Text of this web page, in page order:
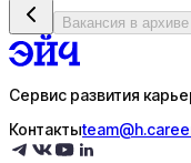
Вакансия в архиве
Сервис развития
Контакты